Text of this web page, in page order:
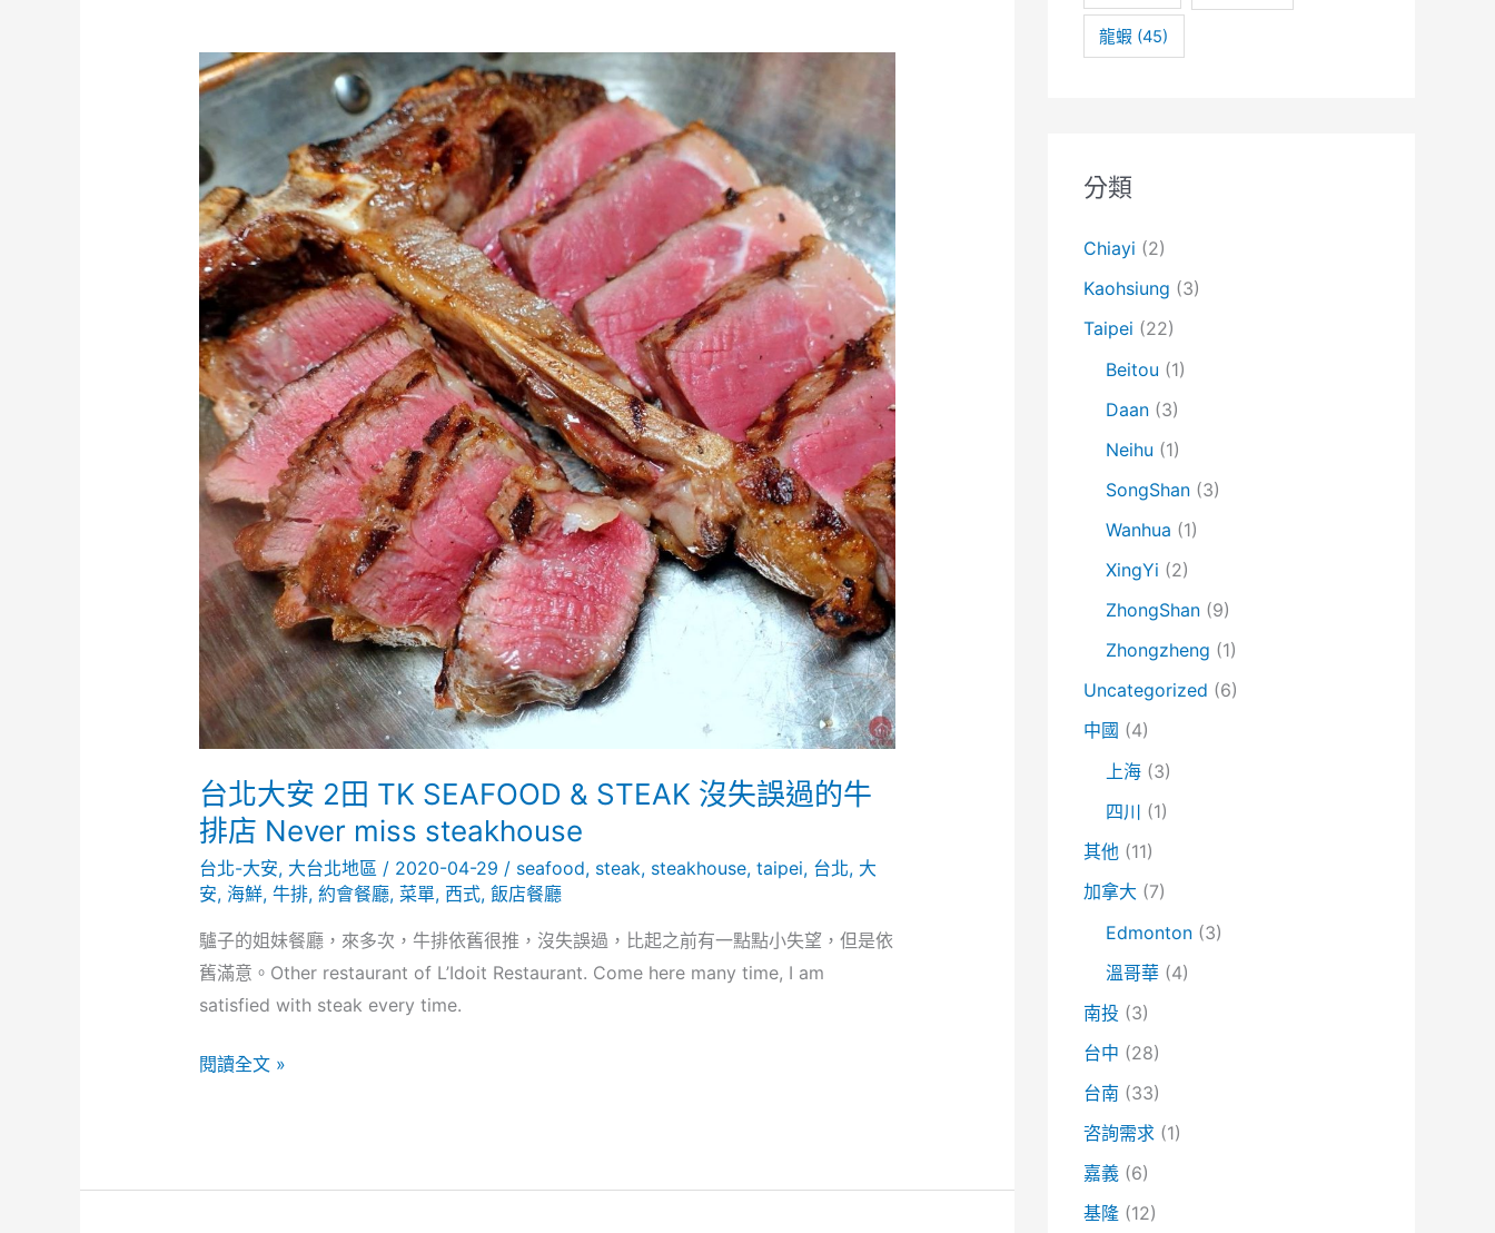
SEAFOOD
&
STEAK
義
式
又
改
單
點
了
台北大安 2田 TK SEAFOOD & STEAK 沒失誤過的牛
排店 Never miss steakhouse
台北-大安, 大台北地區 / 2020-04-29 / seafood, steak, steakhouse, taipei, 台北, 大
安, 海鮮, 牛排, 約會餐廳, 菜單, 西式, 飯店餐廳
驢子的姐妹餐廳，來多次，牛排依舊很推，沒失誤過，比起之前有一點點小失望，但是依
舊滿意。Other restaurant of L’Idoit Restaurant. Come here many time, I am
satisfied with steak every time.
台
2
閱讀全文 »
龍蝦 (45)
分類
Chiayi (2)
Kaohsiung (3)
Taipei (22)
Beitou (1)
Daan (3)
Neihu (1)
SongShan (3)
Wanhua (1)
XingYi (2)
ZhongShan (9)
Zhongzheng (1)
Uncategorized (6)
中國 (4)
上海 (3)
四川 (1)
其他 (11)
加拿大 (7)
Edmonton (3)
溫哥華 (4)
南投 (3)
台中 (28)
台南 (33)
咨詢需求 (1)
嘉義 (6)
基隆 (12)